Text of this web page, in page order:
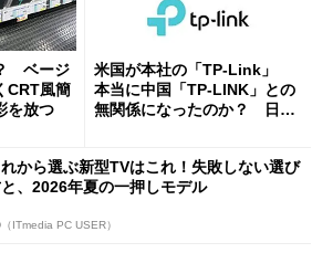
ベージ
CRT風簡
を放つ
米国が本社の「TP-Link」
本当に中国「TP-LINK」との
無関係になったのか？ 日本
から選ぶ新型TVはこれ！失敗しない選び
、2026年夏の一押しモデル
ITmedia PC USER）